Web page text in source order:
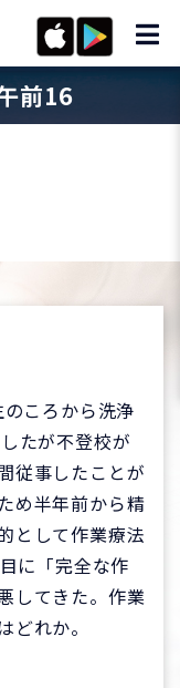
前16
ころから洗浄
たが不登校が
従事したことが
め半年前から精
として作業療法
に「完全な作
してきた。作業
れか。